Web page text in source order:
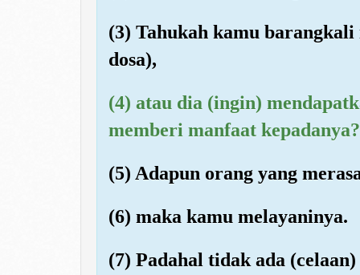
(3) Tahukah kamu
dosa),
(4) atau dia (ingin)
memberi manfaat kepadanya?
(5) Adapun orang yang
(6) maka kamu melayaninya.
(7) Padahal tidak ada